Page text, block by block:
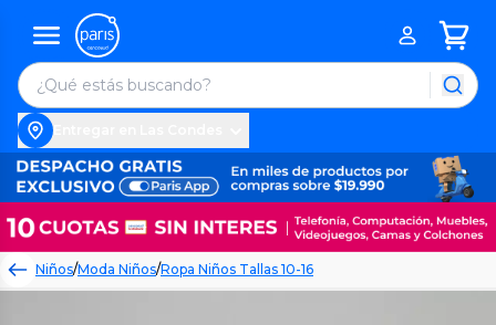
Niños/Moda Niños/Ropa Niños Tallas 10-16